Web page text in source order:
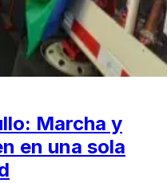
Marcha y
en una sola